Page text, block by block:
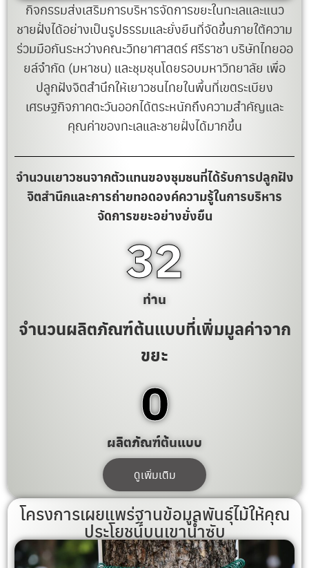
กิจกรรมส่งเสริมการบริหารจัดการขยะในทะเลและแนว
ชายฝั่งได้อย่างเป็นรูปธรรมและยั่งยืนที่จัดขึ้นภายใต้ความ
ร่วมมือกันระหว่างคณะวิทยาศาสตร์ ศรีราชา บริษัทไทยออ
ยล์จำกัด (มหาชน) และชุมชุนโดยรอบมหาวิทยาลัย เพื่อ
ปลูกฝังจิตสำนึกให้เยาวชนไทยในพื้นที่เขตระเบียง
เศรษฐกิจภาคตะวันออกได้ตระหนักถึงความสำคัญและ
คุณค่าของทะเลและชายฝั่งได้มากขึ้น
จำนวนเยาวชนจากตัวแทนของชุมชนที่ได้รับการปลูกฝัง
จิตสำนึกและการถ่ายทอดองค์ความรู้ในการบริหาร
จัดการขยะอย่างยั่งยืน
ท่าน
34
จำนวนผลิตภัณฑ์ต้นแบบที่เพิ่มมูลค่าจาก
ขยะ
ผลิตภัณฑ์ต้นแบบ
1
ดูเพิ่มเติม
โครงการเผยแพร่ฐานข้อมูลพันธุ์ไม้ให้คุณ
ประโยชน์บนเขาน้ำซับ